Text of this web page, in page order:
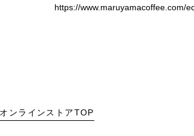
https://www.maruyamacoffee.com/
オンラインストアTOP